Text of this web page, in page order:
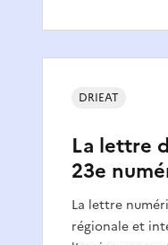
La lettre
23e
La lettre
régionale et
DRIEAT